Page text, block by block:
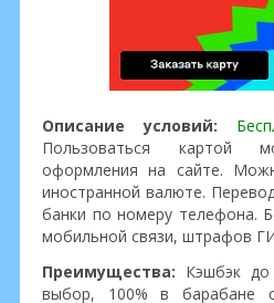
Описание условий:
Пользоваться картой
оформления на сайте.
иностранной валюте.
банки по номеру телефона.
мобильной связи, штрафов
Преимущества: Кэшбэк
выбор, 100% в барабане